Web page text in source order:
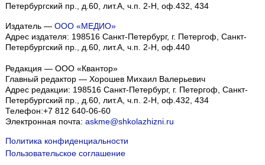
Петербургский пр., д.60, лит.А, ч.п. 2-Н, оф.432, 434
Издатель — ООО «МЕДИО»
Адрес издателя: 198516 Санкт-Петербург, г. Петергоф, Санкт-
Петербургский пр., д.60, лит.А, ч.п. 2-Н, оф.440
Редакция — ООО «Квантор»
Главный редактор — Хорошев Михаил Валерьевич
Адрес редакции: 198516 Санкт-Петербург, г. Петергоф Санкт-
Петербургский пр., д.60, лит.А, ч.п. 2-Н, оф.432, 434
Телефон:+7 812 640-06-60
Электронная почта: askme@shkolazhizni.ru
Политика конфиденциальности
Пользовательское соглашение